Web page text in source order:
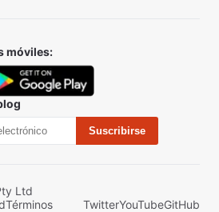
móviles:
Suscribirse
Ltd
Términos TwitterYouTubeGitHub